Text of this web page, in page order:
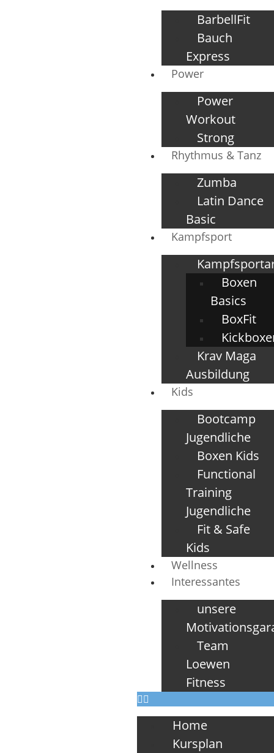
BarbellFit
Bauch
Express
Power
Power
Workout
Strong
Rhythmus & Tanz
Zumba
Latin Dance
Basic
Kampfsport
Boxen
Basics
BoxFit
Krav Maga
Ausbildung
Kids
Bootcamp
Jugendliche
Boxen Kids
Functional
Training
Jugendliche
Fit & Safe
Kids
Wellness
Interessantes
unsere
Team
Loewen
Fitness
Home
Kursplan